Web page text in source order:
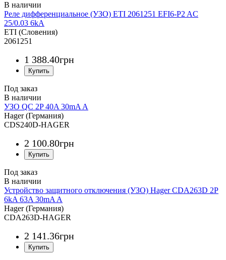
Реле дифференциальное (УЗО) ETI 2061251 EFI6-P2 AC
25/0.03 6kA
ETI (Словения)
2061251
1 388.40грн
Под заказ
УЗО QC 2P 40A 30mA A
Hager (Германия)
CDS240D-HAGER
2 100.80грн
Под заказ
Устройство защитного отключения (УЗО) Hager CDA263D 2P
6kA 63A 30mA A
Hager (Германия)
CDA263D-HAGER
2 141.36грн